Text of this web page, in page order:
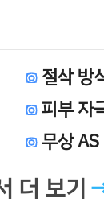
절삭 방
피부 자
무상 AS
더 보기